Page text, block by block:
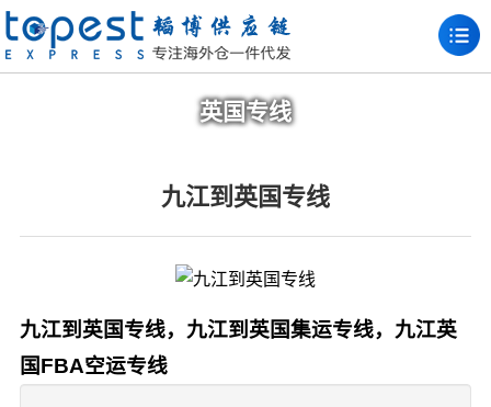
英国专线
九江到英国专线
九江到英国专线，九江到英国集运专线，九江英
国FBA空运专线